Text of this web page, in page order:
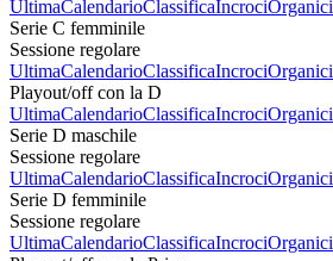
UltimaCalendarioClassificaIncrociOrganici
Serie C femminile
Sessione regolare
UltimaCalendarioClassificaIncrociOrganici
Playout/off con la D
UltimaCalendarioClassificaIncrociOrganici
Serie D maschile
Sessione regolare
UltimaCalendarioClassificaIncrociOrganici
Serie D femminile
Sessione regolare
UltimaCalendarioClassificaIncrociOrganici